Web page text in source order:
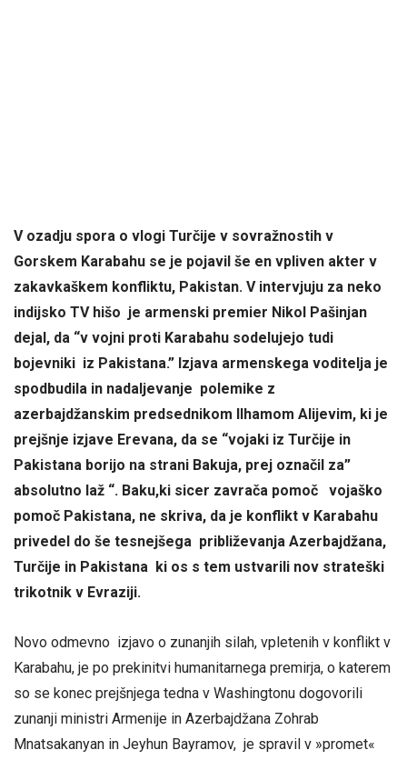
V ozadju spora o vlogi Turčije v sovražnostih v
Gorskem Karabahu se je pojavil še en vpliven akter v
zakavkaškem konfliktu, Pakistan. V intervjuju za neko
indijsko TV hišo je armenski premier Nikol Pašinjan
dejal, da “v vojni proti Karabahu sodelujejo tudi
bojevniki iz Pakistana.” Izjava armenskega voditelja je
spodbudila in nadaljevanje polemike z
azerbajdžanskim predsednikom Ilhamom Alijevim, ki je
prejšnje izjave Erevana, da se “vojaki iz Turčije in
Pakistana borijo na strani Bakuja, prej označil za”
absolutno laž “. Baku,ki sicer zavrača pomoč vojaško
pomoč Pakistana, ne skriva, da je konflikt v Karabahu
privedel do še tesnejšega približevanja Azerbajdžana,
Turčije in Pakistana ki os s tem ustvarili nov strateški
trikotnik v Evraziji.
Novo odmevno izjavo o zunanjih silah, vpletenih v konflikt v
Karabahu, je po prekinitvi humanitarnega premirja, o katerem
so se konec prejšnjega tedna v Washingtonu dogovorili
zunanji ministri Armenije in Azerbajdžana Zohrab
Mnatsakanyan in Jeyhun Bayramov, je spravil v »promet«